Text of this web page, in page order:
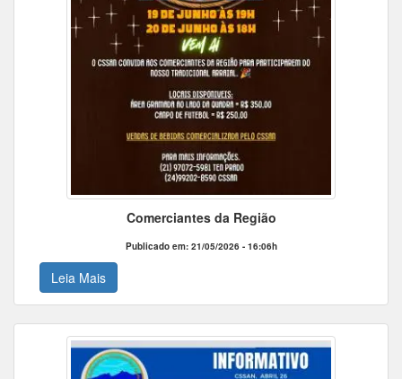
Comerciantes da Região
Publicado em: 21/05/2026 - 16:06h
Leia Mais